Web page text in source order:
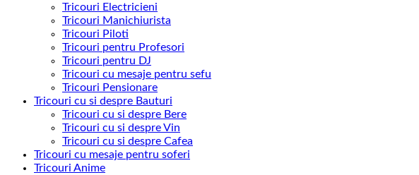
Tricouri Electricieni
Tricouri Manichiurista
Tricouri Piloti
Tricouri pentru Profesori
Tricouri pentru DJ
Tricouri cu mesaje pentru sefu
Tricouri Pensionare
Tricouri cu si despre Bauturi
Tricouri cu si despre Bere
Tricouri cu si despre Vin
Tricouri cu si despre Cafea
Tricouri cu mesaje pentru soferi
Tricouri Anime